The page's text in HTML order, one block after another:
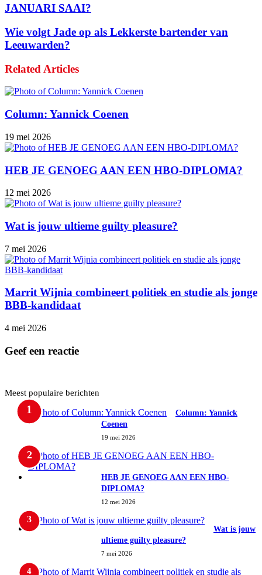
JANUARI SAAI?
Wie volgt Jade op als Lekkerste bartender van
Leeuwarden?
Related Articles
Column: Yannick Coenen
19 mei 2026
HEB JE GENOEG AAN EEN HBO-DIPLOMA?
12 mei 2026
Wat is jouw ultieme guilty pleasure?
7 mei 2026
Marrit Wijnia combineert politiek en studie als jonge
BBB‑kandidaat
4 mei 2026
Geef een reactie
Meest populaire berichten
Column: Yannick
Coenen
19 mei 2026
HEB JE GENOEG AAN EEN HBO-
DIPLOMA?
12 mei 2026
Wat is jouw
ultieme guilty pleasure?
7 mei 2026